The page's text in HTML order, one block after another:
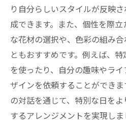
最大限に活かすコツ
神戸市の花屋とのコ
要性
出張サービスを成功
連携
神戸市の特性を反映
選び方
プロの花屋が教える
り自分らしいスタイルが反映
成できます。また、個性を際
な花材の選択や、色彩の組み
ともおすすめです。例えば、
を使ったり、自分の趣味やラ
ザインを依頼することができ
の対話を通じて、特別な日を
するアレンジメントを実現しま